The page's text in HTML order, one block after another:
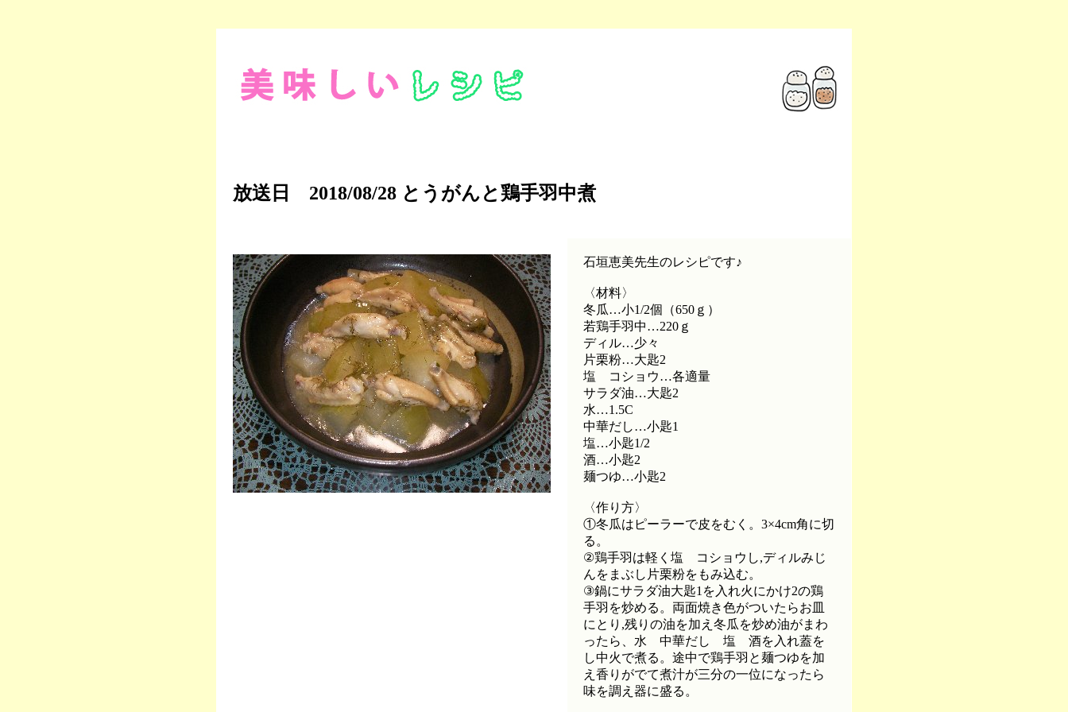
放送日 2018/08/28 とうがんと鶏手羽中煮
石垣恵美先生のレシピです♪
〈材料〉
冬瓜…小1/2個（650ｇ）
若鶏手羽中…220ｇ
ディル…少々
片栗粉…大匙2
塩 コショウ…各適量
サラダ油…大匙2
水…1.5C
中華だし…小匙1
塩…小匙1/2
酒…小匙2
麺つゆ…小匙2
〈作り方〉
①冬瓜はピーラーで皮をむく。3×4cm角に切
る。
②鶏手羽は軽く塩 コショウし,ディルみじ
んをまぶし片栗粉をもみ込む。
③鍋にサラダ油大匙1を入れ火にかけ2の鶏
手羽を炒める。両面焼き色がついたらお皿
にとり,残りの油を加え冬瓜を炒め油がまわ
ったら、水 中華だし 塩 酒を入れ蓋を
し中火で煮る。途中で鶏手羽と麺つゆを加
え香りがでて煮汁が三分の一位になったら
味を調え器に盛る。